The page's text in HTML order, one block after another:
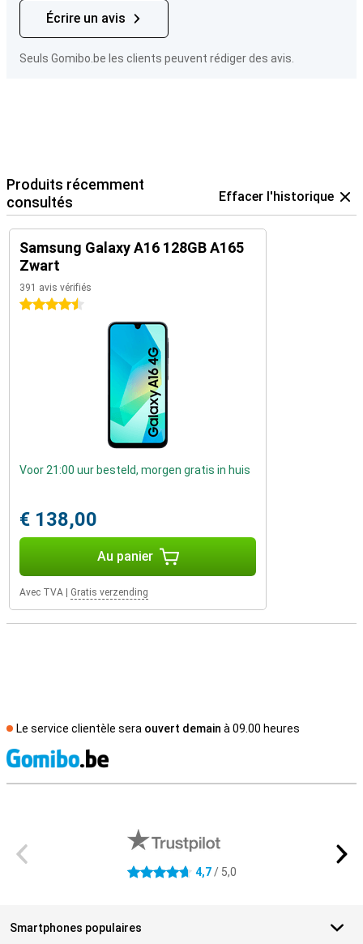
Écrire un avis
Seuls Gomibo.be les clients peuvent rédiger des avis.
Produits récemment
consultés
Effacer l'historique
Samsung Galaxy A16 128GB A165
Zwart
391 avis vérifiés
4.5 étoiles
Voor 21:00 uur besteld, morgen gratis in huis
€ 138,00
Au panier
Avec TVA Gratis verzending
Le service clientèle sera ouvert demain à 09.00 heures
4.7 étoiles 4,7/ 5,0
Smartphones populaires